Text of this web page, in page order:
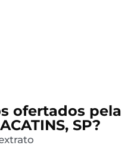
ofertados pela
SP?